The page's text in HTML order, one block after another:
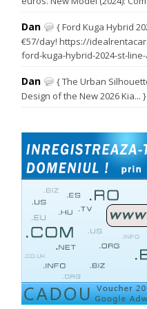
Dan
{ Ford Kuga Hybrid
€57/day! https://
ford-kuga-hybrid-2024-st-
Dan
{ The Urban
Design of the New 2026 Kia... }